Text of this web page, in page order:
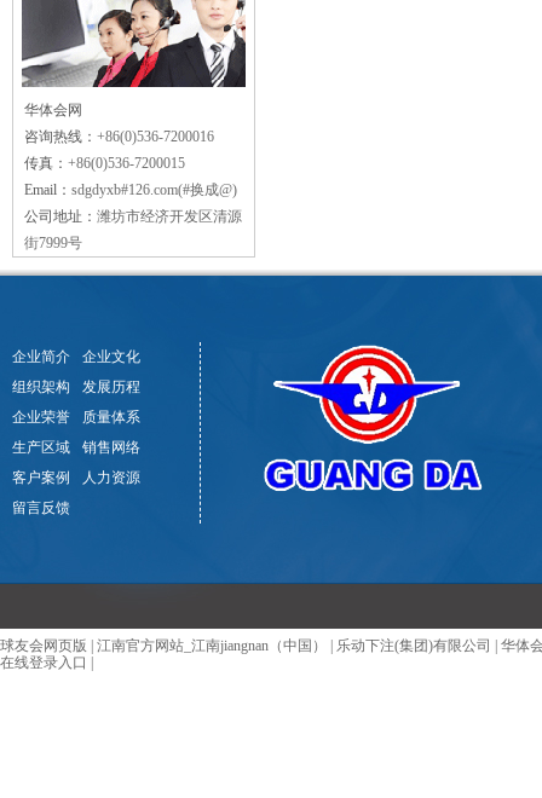
华体会网
咨询热线： +86(0)536-7200016
传真： +86(0)536-7200015
Email： sdgdyxb#126.com(#换成@)
公司地址： 潍坊市经济开发区清源
街7999号
企业简介
企业文化
组织架构
发展历程
企业荣誉
质量体系
生产区域
销售网络
客户案例
人力资源
留言反馈
球友会网页版 江南官方网站_江南jiangnan（中国） 乐动下注(集团)有限公司
华体
在线登录入口